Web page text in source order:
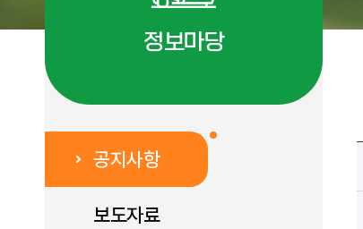
정보마당
공지사항
보도자료